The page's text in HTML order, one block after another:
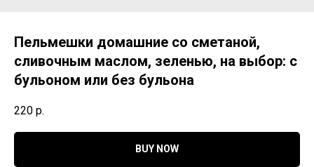
Пельмешки домашние со сметаной,
сливочным маслом, зеленью, на выбор: с
бульоном или без бульона
220 р.
BUY NOW